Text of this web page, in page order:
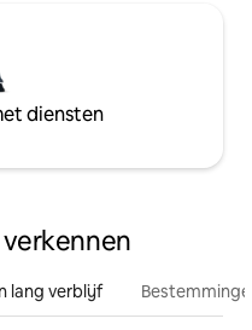
diensten
lang verblijf